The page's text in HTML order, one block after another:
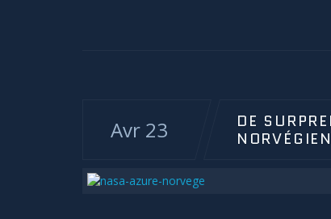
Avr 23
DE